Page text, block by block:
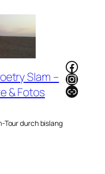
Slam –
& Fotos
durch bislang
Link